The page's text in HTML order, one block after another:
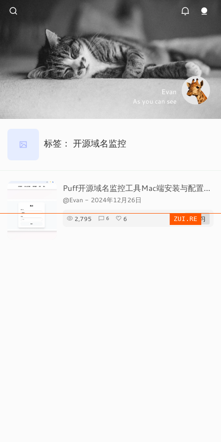
Evan
As you can see
标签： 开源域名监控
Puff开源域名监控工具Mac端安装与配置全步骤
@Evan - 2024年12月26日
2,795 6 6 # 学习
ZUI.RE